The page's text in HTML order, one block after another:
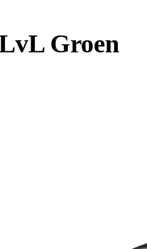
Groen